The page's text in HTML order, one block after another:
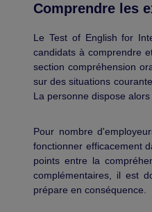
Comprendre les
Le Test of English for
candidats à comprendre
section compréhension
sur des situations
La personne dispose
Pour nombre
fonctionner efficacement
points entre la
complémentaires, il est
prépare en conséquence.